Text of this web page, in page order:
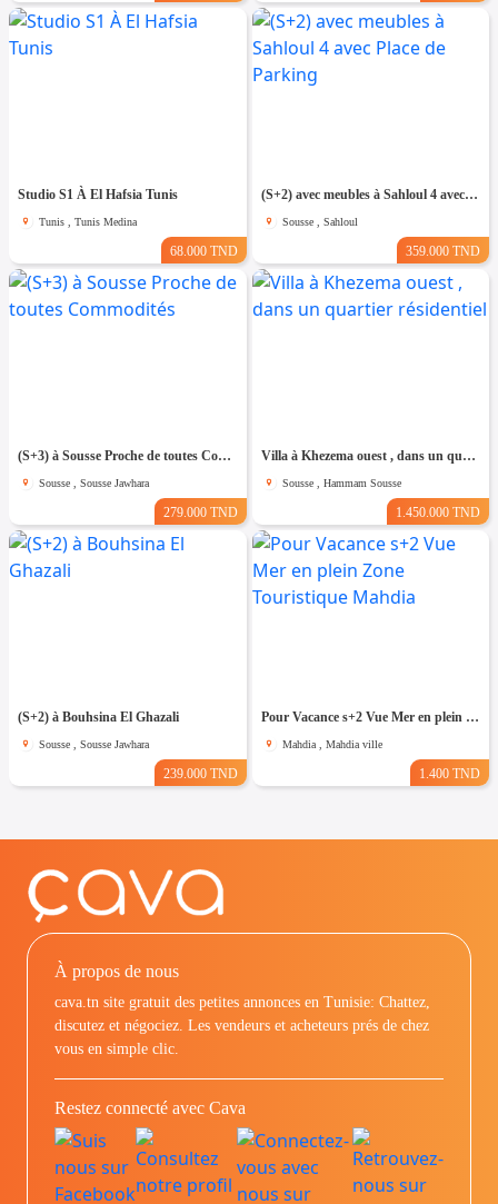
Studio S1 À El Hafsia Tunis
Tunis , Tunis Medina
68.000 TND
(S+2) avec meubles à Sahloul 4 avec Place de Parking
Sousse , Sahloul
359.000 TND
(S+3) à Sousse Proche de toutes Commodités
Sousse , Sousse Jawhara
279.000 TND
Villa à Khezema ouest , dans un quartier résidentiel
Sousse , Hammam Sousse
1.450.000 TND
(S+2) à Bouhsina El Ghazali
Sousse , Sousse Jawhara
239.000 TND
Pour Vacance s+2 Vue Mer en plein Zone Touristique Mahdia
Mahdia , Mahdia ville
1.400 TND
À propos de nous
cava.tn site gratuit des petites annonces en Tunisie: Chattez,
discutez et négociez. Les vendeurs et acheteurs prés de chez
vous en simple clic.
Restez connecté avec Cava